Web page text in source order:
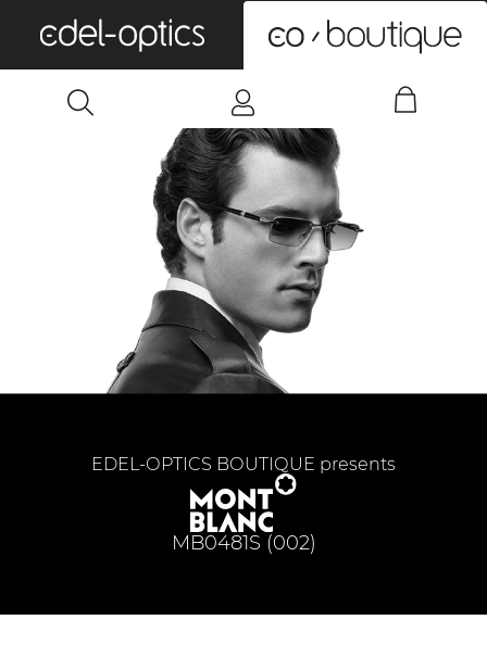
MB0481S (002)
EDEL-OPTICS BOUTIQUE presents